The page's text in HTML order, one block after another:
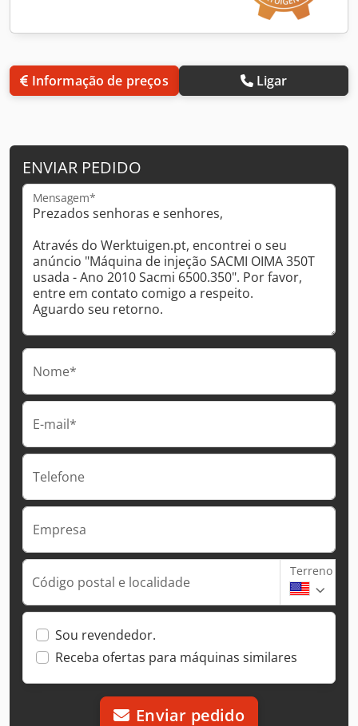
Informação de preços Ligar
ENVIAR PEDIDO
Mensagem*
Nome*
E-mail*
Telefone
Empresa
Código postal e localidade
Terreno
Sou revendedor.
Receba ofertas para máquinas similares
Enviar pedido